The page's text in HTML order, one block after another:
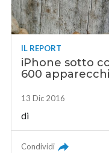
IL REPORT
iPhone sotto
600
13 Dic 2016
di
Condividi